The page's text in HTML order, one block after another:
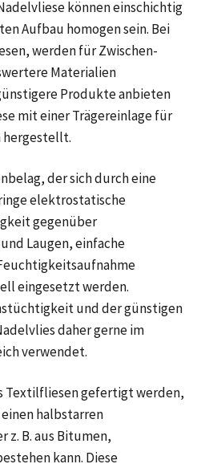
können einschichtig
Aufbau homogen sein. Bei
werden für Zwischen-
Materialien
Produkte anbieten
mit einer Trägereinlage für
hergestellt.
der sich durch eine
elektrostatische
gegenüber
Laugen, einfache
eingesetzt werden.
und der günstigen
daher gerne im
verwendet.
Textilfliesen gefertigt werden,
halbstarren
z. B. aus Bitumen,
kann. Diese